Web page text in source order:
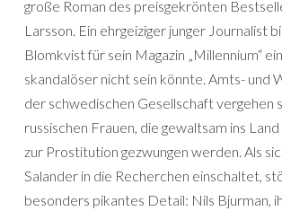
große Roman des preisgekrönten
Larsson. Ein ehrgeiziger junger Journalist
Blomkvist für sein Magazin „Millennium“
skandalöser nicht sein könnte. Amts- und
der schwedischen Gesellschaft vergehen
russischen Frauen, die gewaltsam ins
zur Prostitution gezwungen werden. Als
Salander in die Recherchen einschaltet,
besonders pikantes Detail: Nils Bjurman,